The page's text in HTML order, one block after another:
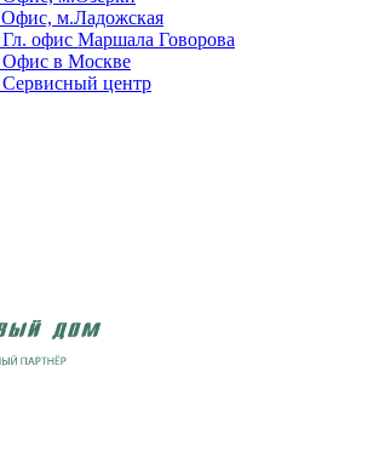
Офис, м.Ладожская
Гл. офис Маршала Говорова
Офис в Москве
Сервисный центр